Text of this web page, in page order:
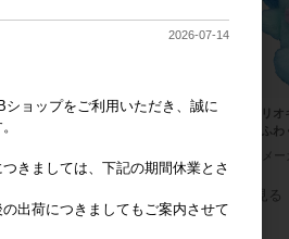
抹茶着物 ハローキティ MC
サンリ
ン ふわ
メ
すべてのおすすめ商品を見る
2026-07-14
ョップをご利用いただき、誠に
きましては、下記の期間休業とさ
出荷につきましてもご案内させて